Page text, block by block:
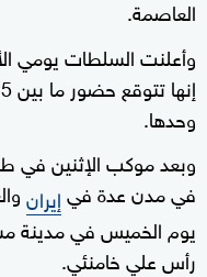
العاصمة.
وأعلنت السلطات يومي
وحدها.
وبعد موكب الإثنين في
في مدن عدة فيإيران
يوم الخميس في مدينة
رأس علي خامنئي.